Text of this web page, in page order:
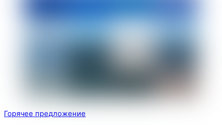
Горячее предложение